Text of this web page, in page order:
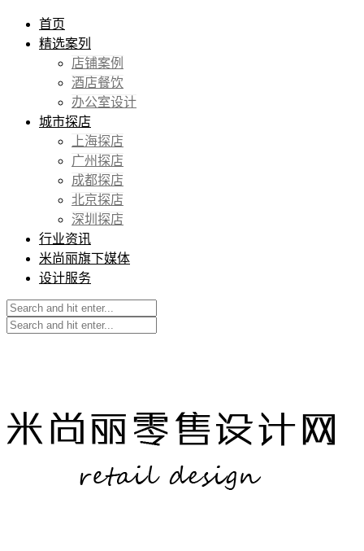
首页
精选案列
店铺案例
酒店餐饮
办公室设计
城市探店
上海探店
广州探店
成都探店
北京探店
深圳探店
行业资讯
米尚丽旗下媒体
设计服务